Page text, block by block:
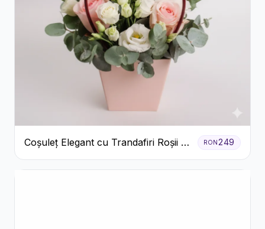
Coșuleț Elegant cu Trandafiri Roșii și
Lisianthus Alb
RON249